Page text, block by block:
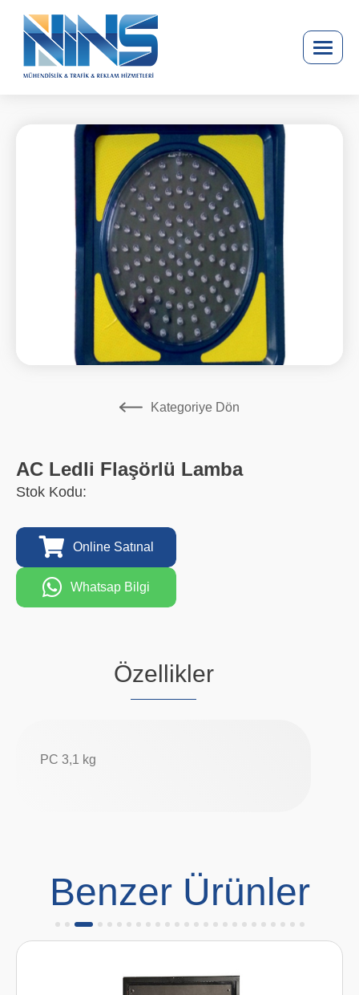
Kategoriye Dön
AC Ledli Flaşörlü Lamba
Stok Kodu:
Online Satınal
Whatsap Bilgi
Özellikler
PC 3,1 kg
Benzer Ürünler